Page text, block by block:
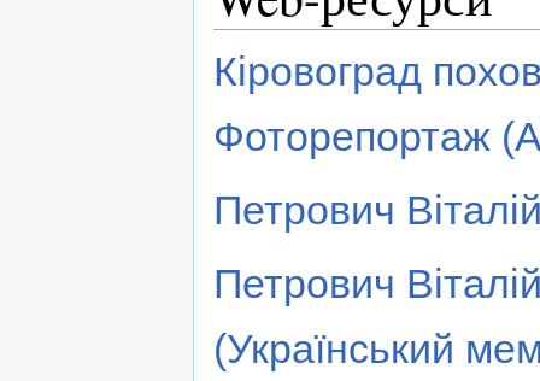
Кіровоград
Фоторепортаж
Петрович
Петрович
(Український